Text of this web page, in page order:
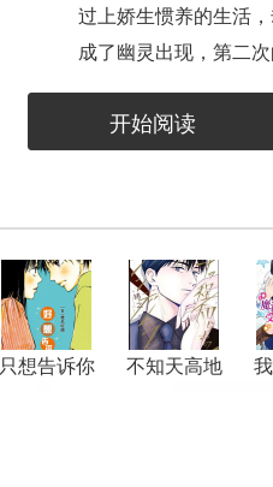
过上娇生惯养的生活
成了幽灵出现，第二
活……！
开始阅读
只想告诉你
不知天高地